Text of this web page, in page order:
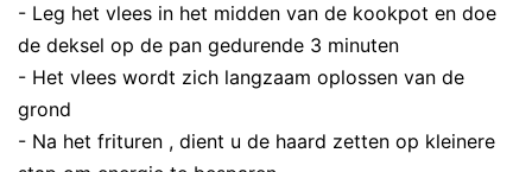
- Leg het vlees in het midden van de kookpot en doe
de deksel op de pan gedurende 3 minuten
- Het vlees wordt zich langzaam oplossen van de
grond
- Na het frituren , dient u de haard zetten op kleinere